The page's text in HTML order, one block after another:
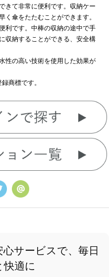
きて非常に便利です。収納ケー
く傘をたたむことができます。
利です。中棒の収納の途中で手
収納することができる、安全構
性の高い技術を使用した効果が
商標です。
サービスで、毎日
快適に